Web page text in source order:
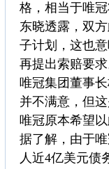
格，相当于唯
东晓透露，双
子计划，这也
再提出索赔要求
唯冠集团董事
并不满意，但
唯冠原本希望
据了解，由于
人近4亿美元债